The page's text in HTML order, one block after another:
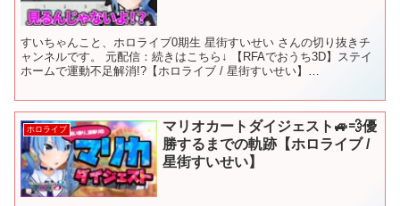
すいちゃんこと、ホロライブ0期生 星街すいせい さんの切り抜きチ
ャンネルです。 元配信：続きはこちら↓ 【RFAでおうち3D】ステイ
ホームで運動不足解消!?【ホロライブ / 星街すいせい】
ホロライブ
マリオカートダイジェスト🚙💨優
勝するまでの軌跡【ホロライブ /
星街すいせい】